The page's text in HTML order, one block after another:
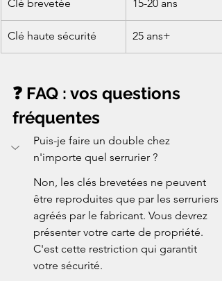
Clé brevetée 15-20 ans
Clé haute sécurité 25 ans+
❓ FAQ : vos questions
fréquentes
Puis-je faire un double chez
n'importe quel serrurier ?
Non, les clés brevetées ne peuvent
être reproduites que par les serruriers
agréés par le fabricant. Vous devrez
présenter votre carte de propriété.
C'est cette restriction qui garantit
votre sécurité.